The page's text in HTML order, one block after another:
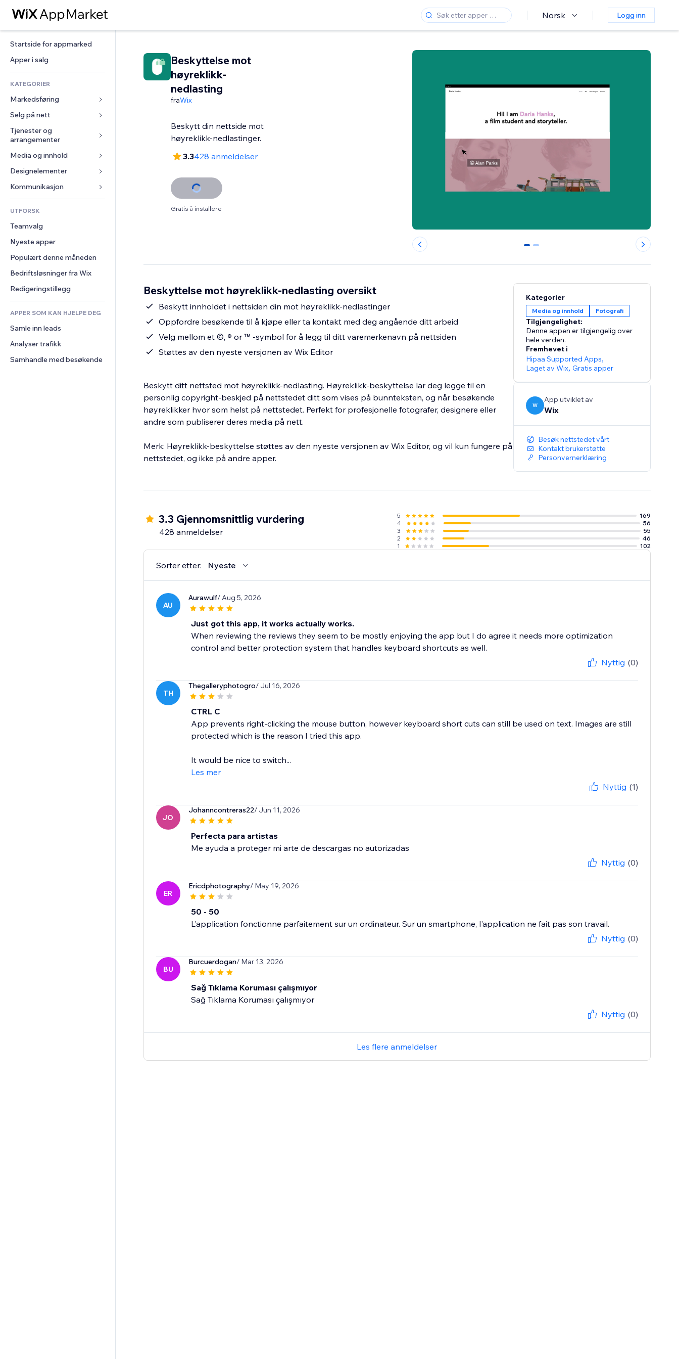
Norsk Logg inn
Startside for appmarked
Apper i salg
KATEGORIER
Markedsføring
Annonser
Mobil
Analyser
Sosiale medier
SEO
Engasjement
Nettstedsoppføringer
E-post
Konvertering
Selg på nett
Apper for butikker
Frakt og levering
Selg-knapper
Nettkurs
On-demand-utskrift
Regnskap
Kuponger og fordelsprogram
Lagerløsninger
Dropshipping
Priser og abonnement
Folkefinansiering
Mat og drikke
Tjenester og
arrangementer
Hoteller
Arrangementer
Restauranter
Eiendom
Bookinger
Media og innhold
Galleri
Musikk
Podkaster
Fotografi
Video
PDF
Fildeling
Nyheter
Designelementer
Kart og navigasjon
Personvern og sikkerhet
Klokke
Sidemaler
Bildeeffekter
Knapper og menyer
Bannere og merker
Kalkulatorer
Søk
Vær
Diagrammer og tabeller
Skjemaer
Avstemninger
Chat
Kommentarer
Telefon
Samfunn
Anmeldelser og
UTFORSK
Teamvalg
Nyeste apper
Populært denne måneden
Bedriftsløsninger fra Wix
Redigeringstillegg
APPER SOM KAN HJELPE DEG
Samle inn leads
Analyser trafikk
Samhandle med besøkende
Beskyttelse mot
høyreklikk-
nedlasting
fraWix
Beskytt din nettside mot
høyreklikk-nedlastinger.
3.3428 anmeldelser
Gratis å installere
0 1
Beskyttelse mot høyreklikk-nedlasting oversikt
Beskytt innholdet i nettsiden din mot høyreklikk-nedlastinger
Oppfordre besøkende til å kjøpe eller ta kontakt med deg angående ditt arbeid
Velg mellom et ©, ® or ™ -symbol for å legg til ditt varemerkenavn på nettsiden
Støttes av den nyeste versjonen av Wix Editor
Beskytt ditt nettsted mot høyreklikk-nedlasting. Høyreklikk-beskyttelse lar deg legge til en
personlig copyright-beskjed på nettstedet ditt som vises på bunnteksten, og når besøkende
høyreklikker hvor som helst på nettstedet. Perfekt for profesjonelle fotografer, designere eller
andre som publiserer deres media på nett.
Merk: Høyreklikk-beskyttelse støttes av den nyeste versjonen av Wix Editor, og vil kun fungere på
Kategorier
Media og innhold Fotografi
Tilgjengelighet:
Denne appen er tilgjengelig over
hele verden.
Fremhevet i
Hipaa Supported Apps,
Laget av Wix,Gratis apper
W
App utviklet av
Wix
Besøk nettstedet vårt
Kontakt brukerstøtte
Personvernerklæring
3.3 Gjennomsnittlig vurdering
428 anmeldelser
5
169
4
56
3
55
2
46
1
102
Sorter etter: Nyeste
AU
Aurawulf/ Aug 5, 2026
Just got this app, it works actually works.
When reviewing the reviews they seem to be mostly enjoying the app but I do agree it needs more optimization
control and better protection system that handles keyboard shortcuts as well.
Nyttig (0)
TH
Thegalleryphotogro/ Jul 16, 2026
CTRL C
App prevents right-clicking the mouse button, however keyboard short cuts can still be used on text. Images are still
protected which is the reason I tried this app.
It would be nice to switch...
Les mer
Nyttig (1)
JO
Johanncontreras22/ Jun 11, 2026
Perfecta para artistas
Me ayuda a proteger mi arte de descargas no autorizadas
Nyttig (0)
ER
Ericdphotography/ May 19, 2026
50 - 50
L'application fonctionne parfaitement sur un ordinateur. Sur un smartphone, l'application ne fait pas son travail.
Nyttig (0)
BU
Burcuerdogan/ Mar 13, 2026
Sağ Tıklama Koruması çalışmıyor
Sağ Tıklama Koruması çalışmıyor
Nyttig (0)
Les flere anmeldelser